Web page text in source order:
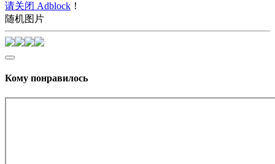
请关闭 Adblock ！
随机图片
Кому понравилось